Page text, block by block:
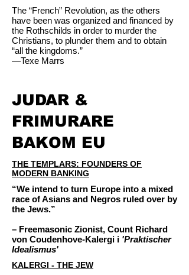
The “French” Revolution, as the others
have been was organized and financed by
the Rothschilds in order to murder the
Christians, to plunder them and to obtain
“all the kingdoms.”
—Texe Marrs
JUDAR &
FRIMURARE
BAKOM EU
THE TEMPLARS: FOUNDERS OF
MODERN BANKING
“We intend to turn Europe into a mixed
race of Asians and Negros ruled over by
the Jews.”
– Freemasonic Zionist, Count Richard
von Coudenhove-Kalergi i 'Praktischer
Idealismus'
KALERGI - THE JEW